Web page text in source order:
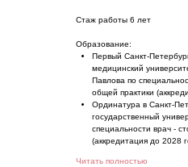
Стаж работы 6 лет
Образование:
Первый Санкт-
медицинский
Павлова по
общей практики
Ординатура в Санкт-
государственный
специальности врач -
(аккредитация до 2028
Читать полностью